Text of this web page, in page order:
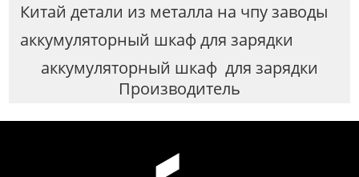
Китай детали из металла на чпу заводы
аккумуляторный шкаф для зарядки
аккумуляторный шкаф для зарядки
Производитель